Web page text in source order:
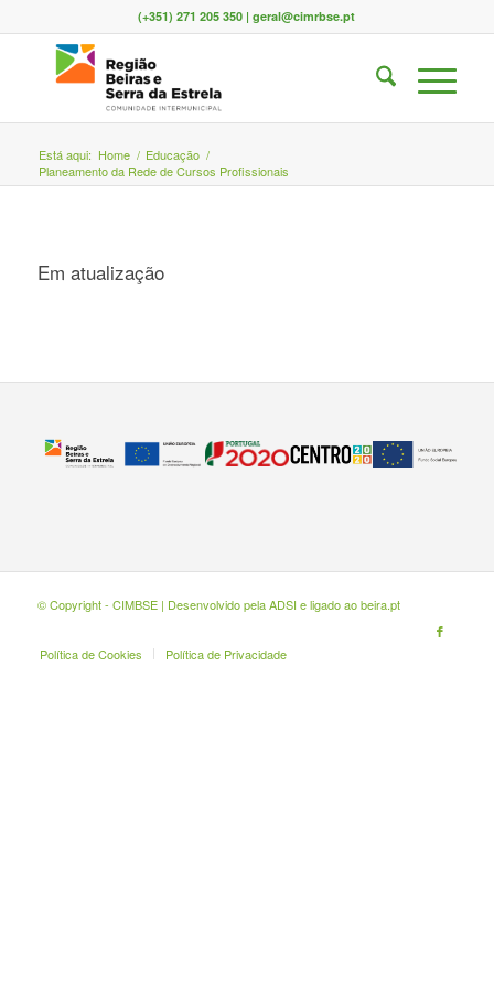
(+351) 271 205 350 | geral@cimrbse.pt
Está aqui: Home / Educação /
Planeamento da Rede de Cursos Profissionais
Em atualização
© Copyright - CIMBSE | Desenvolvido pelaADSI e ligado aobeira.pt
Política de Cookies Política de Privacidade